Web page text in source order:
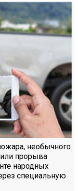
необычного
или прорыва
народных
специальную